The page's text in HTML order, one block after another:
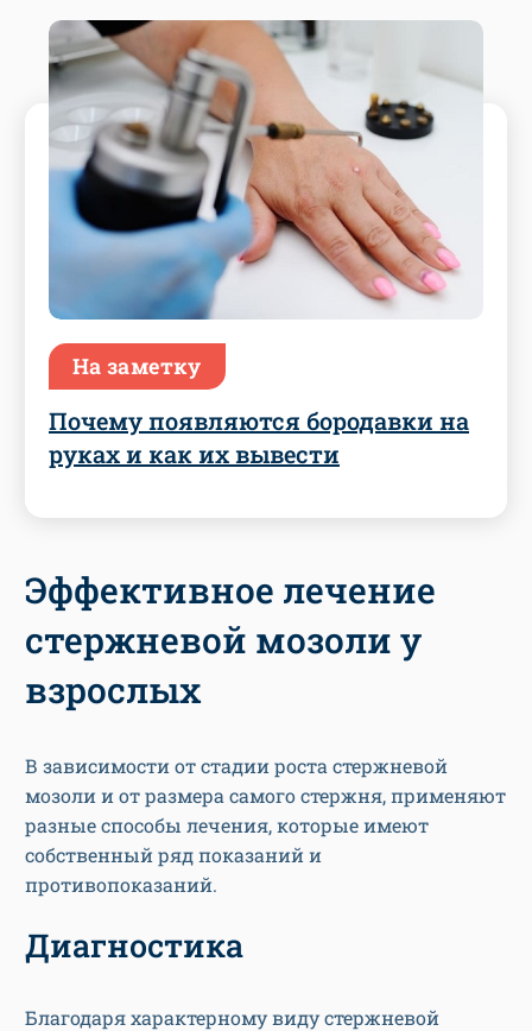
На заметку
Почему появляются бородавки на
руках и как их вывести
Эффективное лечение
стержневой мозоли у
взрослых
В зависимости от стадии роста стержневой
мозоли и от размера самого стержня, применяют
разные способы лечения, которые имеют
собственный ряд показаний и
противопоказаний.
Диагностика
Благодаря характерному виду стержневой